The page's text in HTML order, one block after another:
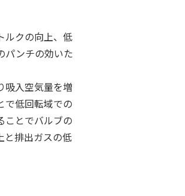
ルクの向上、低
パンチの効いた
吸入空気量を増
で低回転域での
ことでバルブの
と排出ガスの低